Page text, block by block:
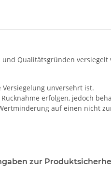
Qualitätsgründen versiegelt
unversehrt ist.
erfolgen, jedoch
auf einen nicht
zur